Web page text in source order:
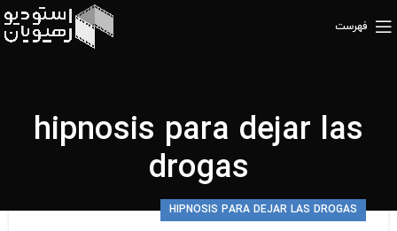
فهرست
hipnosis para dejar las
drogas
HIPNOSIS PARA DEJAR LAS DROGAS